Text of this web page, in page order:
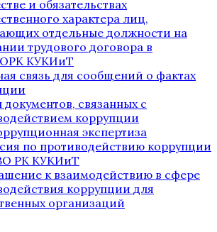
и обязательствах
характера лиц,
отдельные должности на
трудового договора в
КУКИиТ
связь для сообщений о фактах
связанных с
коррупции
экспертиза
по противодействию коррупции
РК КУКИиТ
к взаимодействию в сфере
коррупции для
организаций